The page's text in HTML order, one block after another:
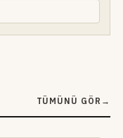
TÜMÜNÜ GÖR →